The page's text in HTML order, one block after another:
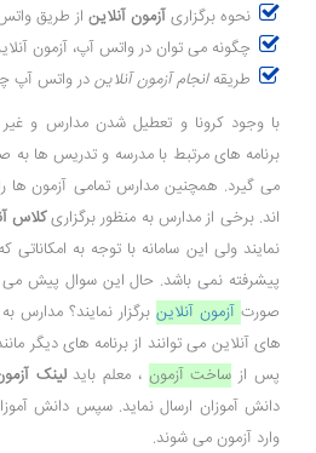
نحوه برگزاری آزمون آنلاین از طریق
چگونه می توان در واتس آپ، آزمون
طریقه انجام آزمون آنلاین در واتس آپ
با وجود کرونا و تعطیل شدن مدارس و
برنامه های مرتبط با مدرسه و تدریس ها
می گیرد. همچنین مدارس تمامی آزمون ها
اند. برخی از مدارس به منظور برگزاریکلاس
نمایند ولی این سامانه با توجه به امکاناتی
پیشرفته نمی باشد. حال این سوال پیش
صورت آزمون آنلاین برگزار نمایند؟
های آنلاین می توانند از برنامه های دیگر
پس از ساخت آزمون ، معلم باید لینک
دانش آموزان ارسال نماید. سپس دانش
وارد آزمون می شوند.